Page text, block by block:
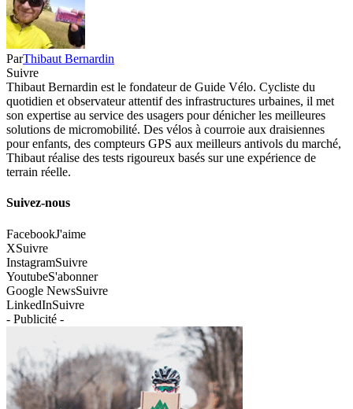
ParThibaut Bernardin
Suivre
Thibaut Bernardin est le fondateur de Guide Vélo. Cycliste du
quotidien et observateur attentif des infrastructures urbaines, il met
son expertise au service des usagers pour dénicher les meilleures
solutions de micromobilité. Des vélos à courroie aux draisiennes
pour enfants, des compteurs GPS aux meilleurs antivols du marché,
Thibaut réalise des tests rigoureux basés sur une expérience de
terrain réelle.
Suivez-nous
FacebookJ'aime
XSuivre
InstagramSuivre
YoutubeS'abonner
Google NewsSuivre
LinkedInSuivre
- Publicité -